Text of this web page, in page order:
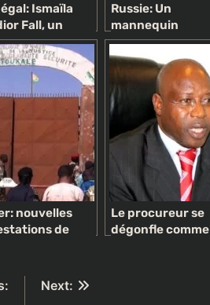
Ismaïla
Fall, un
pyromane
au
du
Russie: Un
mannequin
détenant des
informations sur
Donald Trump
arrêté
nouvelles
de
Le procureur se
dégonfle comme
Next: